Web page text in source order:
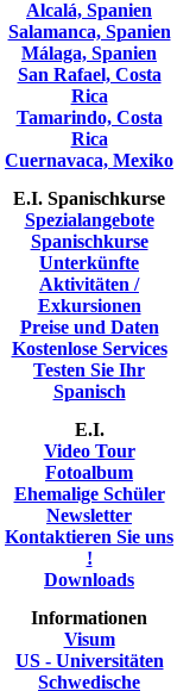
Alcalá, Spanien
Salamanca, Spanien
Málaga, Spanien
San Rafael, Costa
Rica
Tamarindo, Costa
Rica
Cuernavaca, Mexiko
E.I. Spanischkurse
Spezialangebote
Spanischkurse
Unterkünfte
Aktivitäten /
Exkursionen
Preise und Daten
Kostenlose Services
Testen Sie Ihr
Spanisch
E.I.
Video Tour
Fotoalbum
Ehemalige Schüler
Newsletter
Kontaktieren Sie uns
!
Downloads
Informationen
Visum
US - Universitäten
Schwedische